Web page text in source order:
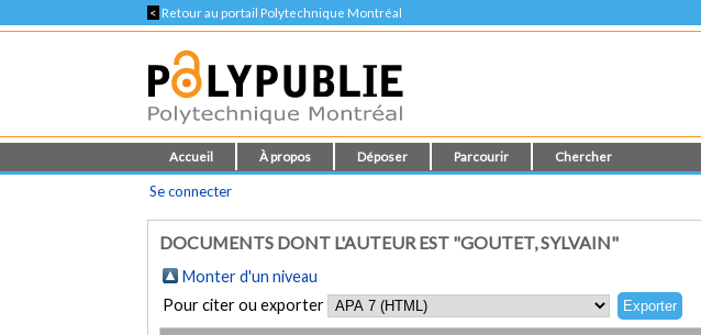
< Retour au portail Polytechnique Montréal
Accueil À propos Déposer Parcourir Chercher
Se connecter
DOCUMENTS DONT L'AUTEUR EST "GOUTET, SYLVAIN"
Monter d'un niveau
Pour citer ou exporter